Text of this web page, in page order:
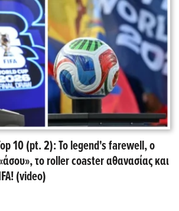
10 (pt. 2): Το legend's farewell, ο
το roller coaster αθανασίας και
(video)